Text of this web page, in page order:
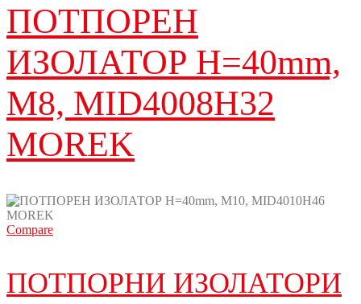
ПОТПОРЕН
ИЗОЛАТОР H=40mm,
M8, MID4008H32
MOREK
Compare
ПОТПОРНИ ИЗОЛАТОРИ